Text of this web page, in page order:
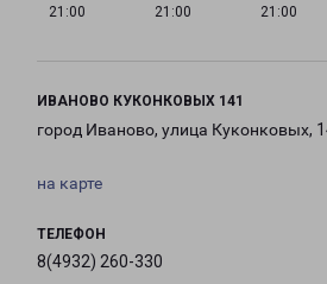
21:00
21:00
21:00
ИВАНОВО КУКОНКОВЫХ 141
город Иваново, улица Куконковых,
на карте
ТЕЛЕФОН
8(4932) 260-330